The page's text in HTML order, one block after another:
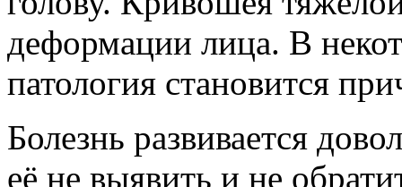
деформации лица. В
патология становится
Болезнь развивается
её не выявить и не